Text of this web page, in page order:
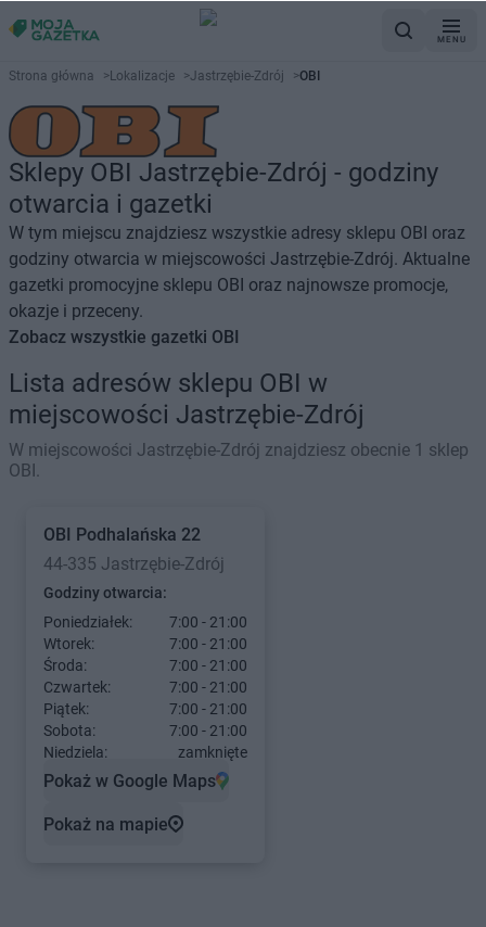
MENU
Strona główna >Lokalizacje >Jastrzębie-Zdrój >OBI
Sklepy OBI Jastrzębie-Zdrój - godziny
otwarcia i gazetki
W tym miejscu znajdziesz wszystkie adresy sklepu OBI oraz
godziny otwarcia w miejscowości Jastrzębie-Zdrój. Aktualne
gazetki promocyjne sklepu OBI oraz najnowsze promocje,
okazje i przeceny.
Zobacz wszystkie gazetki OBI
Lista adresów sklepu OBI w
miejscowości Jastrzębie-Zdrój
W miejscowości Jastrzębie-Zdrój znajdziesz obecnie 1 sklep
OBI.
OBI Podhalańska 22
44-335 Jastrzębie-Zdrój
Godziny otwarcia:
Poniedziałek:
7:00 - 21:00
Wtorek:
7:00 - 21:00
Środa:
7:00 - 21:00
Czwartek:
7:00 - 21:00
Piątek:
7:00 - 21:00
Sobota:
7:00 - 21:00
Niedziela:
zamknięte
Pokaż w Google Maps
Pokaż na mapie